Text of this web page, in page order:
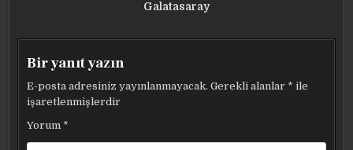
Galatasaray
Bir yanıt yazın
E-posta adresiniz yayınlanmayacak. Gerekli alanlar * ile
işaretlenmişlerdir
Yorum *